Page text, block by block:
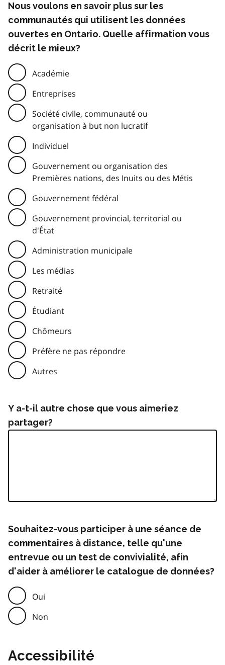
Nous voulons en savoir plus sur les
communautés qui utilisent les données
ouvertes en Ontario. Quelle affirmation vous
décrit le mieux?
Académie
Entreprises
Société civile, communauté ou
organisation à but non lucratif
Individuel
Gouvernement ou organisation des
Premières nations, des Inuits ou des Métis
Gouvernement fédéral
Gouvernement provincial, territorial ou
d'État
Administration municipale
Les médias
Retraité
Étudiant
Chômeurs
Préfère ne pas répondre
Autres
Y a-t-il autre chose que vous aimeriez
partager?
Souhaitez-vous participer à une séance de
commentaires à distance, telle qu'une
entrevue ou un test de convivialité, afin
d'aider à améliorer le catalogue de données?
Oui
Non
Accessibilité